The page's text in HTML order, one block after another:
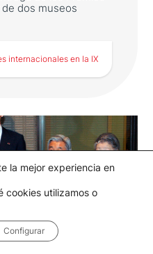
de dos museos
internacionales en la IX
y relaciones
la IX edición
Entrega de los
a favor de dos
Prefectural de
Hirai, cuyos
la mejor experiencia en
cookies utilizamos o
Configurar